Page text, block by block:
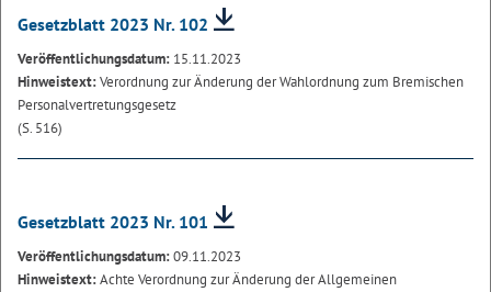
Gesetzblatt 2023 Nr. 102
Veröffentlichungsdatum: 15.11.2023
Hinweistext:Verordnung zur Änderung der Wahlordnung zum Bremischen
Personalvertretungsgesetz
(S. 516)
Gesetzblatt 2023 Nr. 101
Veröffentlichungsdatum:09.11.2023
Hinweistext:Achte Verordnung zur Änderung der Allgemeinen